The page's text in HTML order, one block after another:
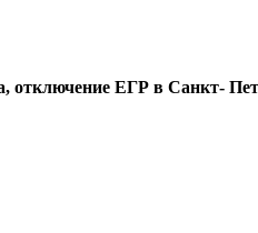
отключение ЕГР в Санкт-